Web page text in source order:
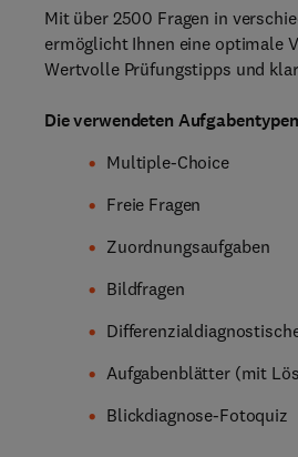
Mit über 2500 Fragen in
ermöglicht Ihnen eine optimale
Wertvolle Prüfungstipps und
Die verwendeten
Multiple-Choice
Freie Fragen
Zuordnungsaufgaben
Bildfragen
Aufgabenblätter (mit
Blickdiagnose-Fotoquiz